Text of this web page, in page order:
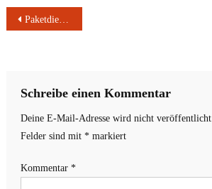
Beitragsnavigation
Paketdienstfahrer von eigenem Lieferwagen überrollt | Polizist in Freizeit stellt betrunkenen Autofahrer fest | Reifensatz von Auto abmontiert und entwendet | Autofahrerin fährt nach Unfall davon | Pkw zerkratzt | Unfallflucht auf Supermarktparkplatz
Schreibe einen Kommentar
Deine E-Mail-Adresse wird nicht veröffentlicht.
Felder sind mit *markiert
Kommentar *